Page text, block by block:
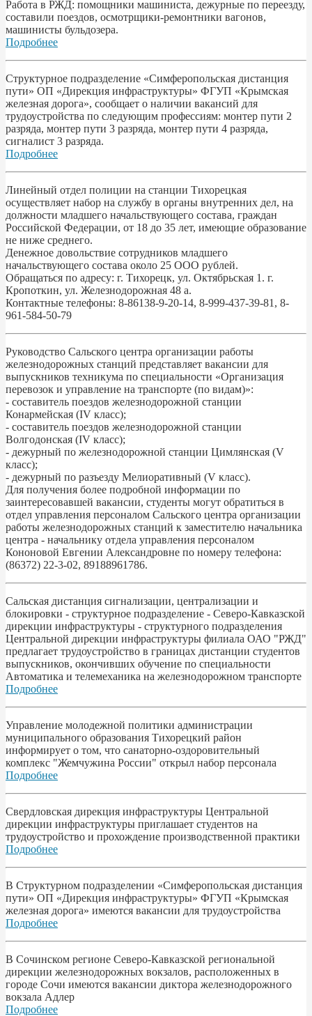
Работа в РЖД: помощники машиниста, дежурные по переезду,
составили поездов, осмотрщики-ремонтники вагонов,
машинисты бульдозера.
Подробнее
Структурное подразделение «Симферопольская дистанция
пути» ОП «Дирекция инфраструктуры» ФГУП «Крымская
железная дорога», сообщает о наличии вакансий для
трудоустройства по следующим профессиям: монтер пути 2
разряда, монтер пути 3 разряда, монтер пути 4 разряда,
сигналист 3 разряда.
Подробнее
Линейный отдел полиции на станции Тихорецкая
осуществляет набор на службу в органы внутренних дел, на
должности младшего начальствующего состава, граждан
Российской Федерации, от 18 до 35 лет, имеющие образование
не ниже среднего.
Денежное довольствие сотрудников младшего
начальствующего состава около 25 ООО рублей.
Обращаться по адресу: г. Тихорецк, ул. Октябрьская 1. г.
Кропоткин, ул. Железнодорожная 48 а.
Контактные телефоны: 8-86138-9-20-14, 8-999-437-39-81, 8-
961-584-50-79
Руководство Сальского центра организации работы
железнодорожных станций представляет вакансии для
выпускников техникума по специальности «Организация
перевозок и управление на транспорте (по видам)»:
- составитель поездов железнодорожной станции
Конармейская (IV класс);
- составитель поездов железнодорожной станции
Волгодонская (IV класс);
- дежурный по железнодорожной станции Цимлянская (V
класс);
- дежурный по разъезду Мелиоративный (V класс).
Для получения более подробной информации по
заинтересовавшей вакансии, студенты могут обратиться в
отдел управления персоналом Сальского центра организации
работы железнодорожных станций к заместителю начальника
центра - начальнику отдела управления персоналом
Кононовой Евгении Александровне по номеру телефона:
(86372) 22-3-02, 89188961786.
Сальская дистанция сигнализации, централизации и
блокировки - структурное подразделение - Северо-Кавказской
дирекции инфраструктуры - структурного подразделения
Центральной дирекции инфраструктуры филиала ОАО "РЖД"
предлагает трудоустройство в границах дистанции студентов
выпускников, окончивших обучение по специальности
Автоматика и телемеханика на железнодорожном транспорте
Подробнее
Управление молодежной политики администрации
муниципального образования Тихорецкий район
информирует о том, что санаторно-оздоровительный
комплекс "Жемчужина России" открыл набор персонала
Подробнее
Свердловская дирекция инфраструктуры Центральной
дирекции инфраструктуры приглашает студентов на
трудоустройство и прохождение производственной практики
Подробнее
В Структурном подразделении «Симферопольская дистанция
пути» ОП «Дирекция инфраструктуры» ФГУП «Крымская
железная дорога» имеются вакансии для трудоустройства
Подробнее
В Сочинском регионе Северо-Кавказской региональной
дирекции железнодорожных вокзалов, расположенных в
городе Сочи имеются вакансии диктора железнодорожного
вокзала Адлер
Подробнее